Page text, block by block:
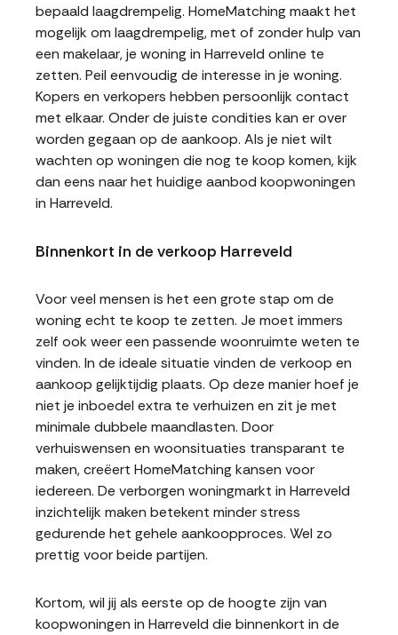
bepaald laagdrempelig. HomeMatching maakt het
mogelijk om laagdrempelig, met of zonder hulp van
een makelaar, je woning in Harreveld online te
zetten. Peil eenvoudig de interesse in je woning.
Kopers en verkopers hebben persoonlijk contact
met elkaar. Onder de juiste condities kan er over
worden gegaan op de aankoop. Als je niet wilt
wachten op woningen die nog te koop komen, kijk
dan eens naar het huidige aanbod koopwoningen
in Harreveld.
Binnenkort in de verkoop Harreveld
Voor veel mensen is het een grote stap om de
woning echt te koop te zetten. Je moet immers
zelf ook weer een passende woonruimte weten te
vinden. In de ideale situatie vinden de verkoop en
aankoop gelijktijdig plaats. Op deze manier hoef je
niet je inboedel extra te verhuizen en zit je met
minimale dubbele maandlasten. Door
verhuiswensen en woonsituaties transparant te
maken, creëert HomeMatching kansen voor
iedereen. De verborgen woningmarkt in Harreveld
inzichtelijk maken betekent minder stress
gedurende het gehele aankoopproces. Wel zo
prettig voor beide partijen.
Kortom, wil jij als eerste op de hoogte zijn van
koopwoningen in Harreveld die binnenkort in de